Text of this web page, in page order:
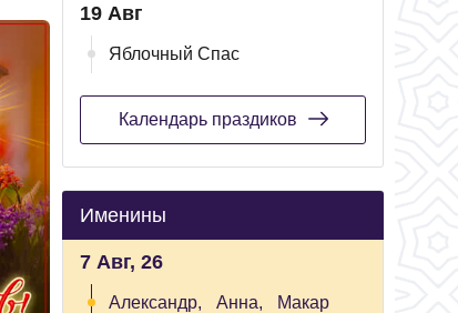
19 Авг
Яблочный Спас
Календарь праздиков
Именины
7 Авг, 26
Александр, Анна, Макар